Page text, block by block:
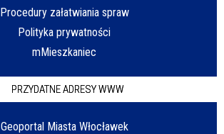
Procedury załatwiania spraw
Polityka prywatności
mMieszkaniec
PRZYDATNE ADRESY WWW
Geoportal Miasta Włocławek